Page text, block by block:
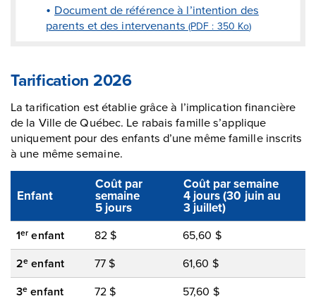
Document de référence à l’intention des
parents et des intervenants (PDF : 350 Ko)
Tarification 2026
La tarification est établie grâce à l’implication financière
de la Ville de Québec. Le rabais famille s’applique
uniquement pour des enfants d’une même famille inscrits
à une même semaine.
Enfant
Coût par
semaine
5 jours
Coût par semaine
4 jours (30 juin au
3 juillet)
1er enfant 82 $ 65,60 $
2e enfant 77 $ 61,60 $
3e enfant 72 $ 57,60 $